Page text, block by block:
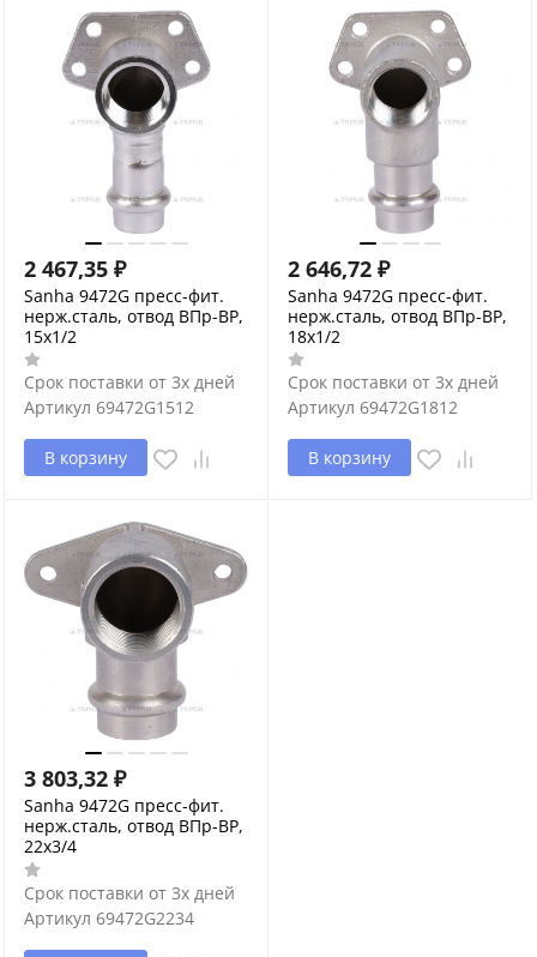
2 467,35 ₽
Sanha 9472G пресс-фит.
нерж.сталь, отвод ВПр-ВР,
15x1/2
Срок поставки от 3х дней
Артикул 69472G1512
В корзину
2 646,72 ₽
Sanha 9472G пресс-фит.
нерж.сталь, отвод ВПр-ВР,
18x1/2
Срок поставки от 3х дней
Артикул 69472G1812
В корзину
3 803,32 ₽
Sanha 9472G пресс-фит.
нерж.сталь, отвод ВПр-ВР,
22x3/4
Срок поставки от 3х дней
Артикул 69472G2234